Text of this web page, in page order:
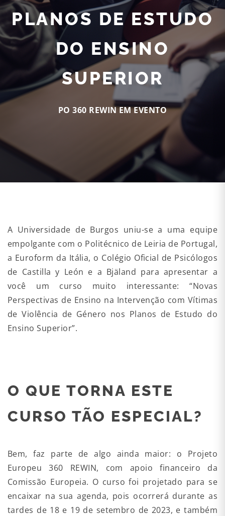
PLANOS DE ESTUDO
DO ENSINO
SUPERIOR
PO 360 REWIN EMEVENTO
A Universidade de Burgos uniu-se a uma equipe
empolgante com o Politécnico de Leiria de Portugal,
a Euroform da Itália, o Colégio Oficial de Psicólogos
de Castilla y León e a Bjäland para apresentar a
você um curso muito interessante: “Novas
Perspectivas de Ensino na Intervenção com Vítimas
de Violência de Género nos Planos de Estudo do
Ensino Superior”.
O QUE TORNA ESTE
CURSO TÃO ESPECIAL?
Bem, faz parte de algo ainda maior: o Projeto
Europeu 360 REWIN, com apoio financeiro da
Comissão Europeia. O curso foi projetado para se
encaixar na sua agenda, pois ocorrerá durante as
tardes de 18 e 19 de setembro de 2023, e também